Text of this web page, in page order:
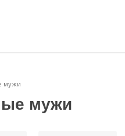
мужи
мужи